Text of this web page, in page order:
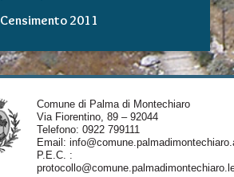
Censimento 2011
Comune di Palma di Montechiaro
Via Fiorentino, 89 – 92044
Telefono: 0922 799111
Email:
P.E.C. :